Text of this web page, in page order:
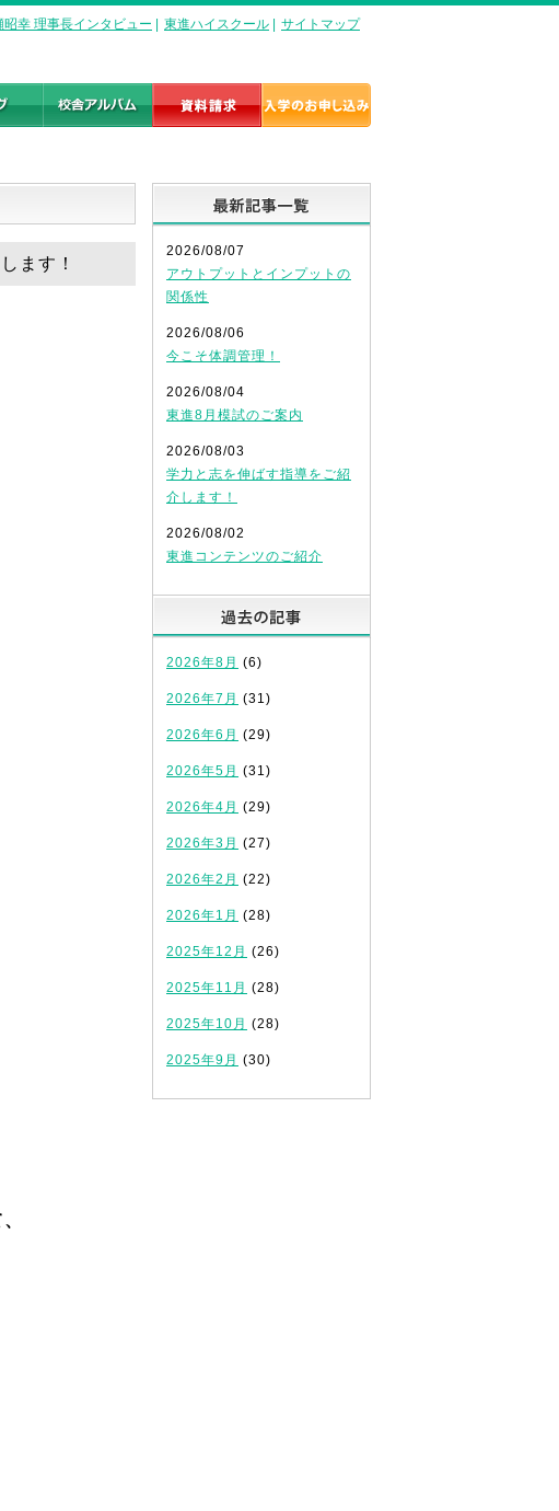
昭幸 理事長インタビュー 東進ハイスクール サイトマップ
ます！
2026/08/07
アウトプットとインプットの
関係性
2026/08/06
今こそ体調管理！
2026/08/04
東進8月模試のご案内
2026/08/03
学力と志を伸ばす指導をご紹
介します！
2026/08/02
東進コンテンツのご紹介
2026年8月 (6)
2026年7月 (31)
2026年6月 (29)
2026年5月 (31)
2026年4月 (29)
2026年3月 (27)
2026年2月 (22)
2026年1月 (28)
2025年12月 (26)
2025年11月 (28)
2025年10月 (28)
2025年9月 (30)